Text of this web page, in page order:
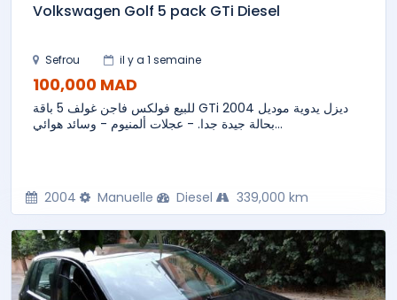
Volkswagen Golf 5 pack GTi Diesel
Sefrou il y a 1 semaine
100,000 MAD
للبيع فولكس فاجن غولف 5 باقة GTi ديزل يدوية موديل 2004
بحالة جيدة جدا. - عجلات ألمنيوم - وسائد هوائي...
2004 Manuelle Diesel 339,000 km